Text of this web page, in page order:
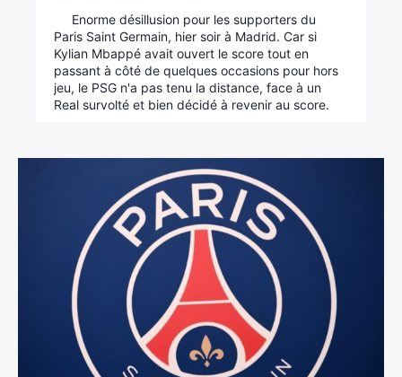
Enorme désillusion pour les supporters du
Paris Saint Germain, hier soir à Madrid. Car si
Kylian Mbappé avait ouvert le score tout en
passant à côté de quelques occasions pour hors
jeu, le PSG n'a pas tenu la distance, face à un
Real survolté et bien décidé à revenir au score.